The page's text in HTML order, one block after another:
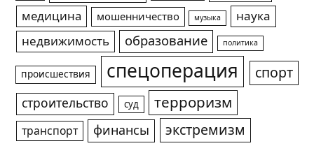
медицина
мошенничество музыка
наука
недвижимость
образование политика
происшествия спецоперация спорт
строительство суд терроризм
транспорт финансы экстремизм